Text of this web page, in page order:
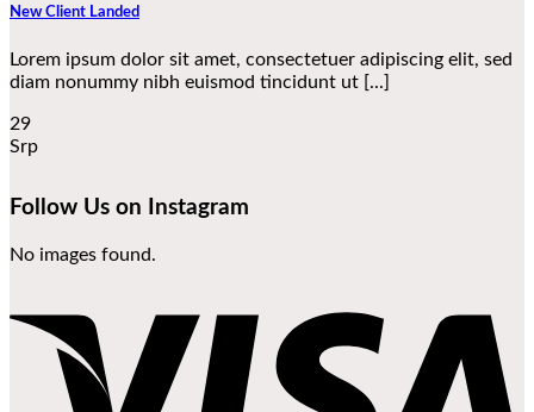
New Client Landed
Lorem ipsum dolor sit amet, consectetuer adipiscing elit, sed
diam nonummy nibh euismod tincidunt ut [...]
29
Srp
Follow Us on Instagram
No images found.